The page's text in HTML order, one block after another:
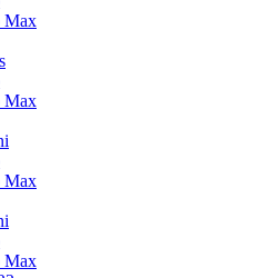
Max
Max
Max
Max